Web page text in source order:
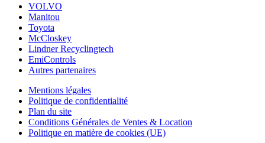
VOLVO
Manitou
Toyota
McCloskey
Lindner Recyclingtech
EmiControls
Autres partenaires
Mentions légales
Politique de confidentialité
Plan du site
Conditions Générales de Ventes & Location
Politique en matière de cookies (UE)